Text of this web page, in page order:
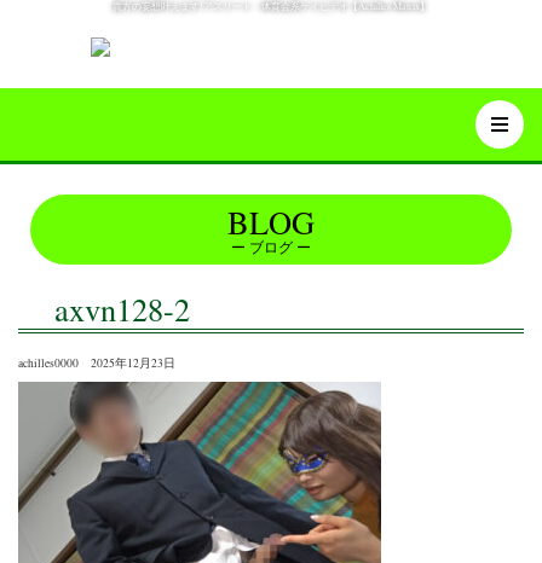
貴方の妄想叶えます!アスリート・体育会系ゲイビデオ【Achilles Matrix】
BLOG
ブログ
axvn128-2
achilles0000 2025年12月23日